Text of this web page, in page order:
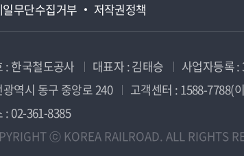
일무단수집거부 저작권정책
: 한국철도공사 대표자 : 김태승 사업자등록
광역시 동구 중앙로 240
고객센터 : 1588-7788(
: 02-361-8385
ⓒ KOREA RAILROAD. ALL RIGHTS